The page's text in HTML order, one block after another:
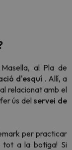
al Pla de
d'esquí . Allí, a
relacionat amb el
ús del servei de
per practicar
tot a la botiga! Si